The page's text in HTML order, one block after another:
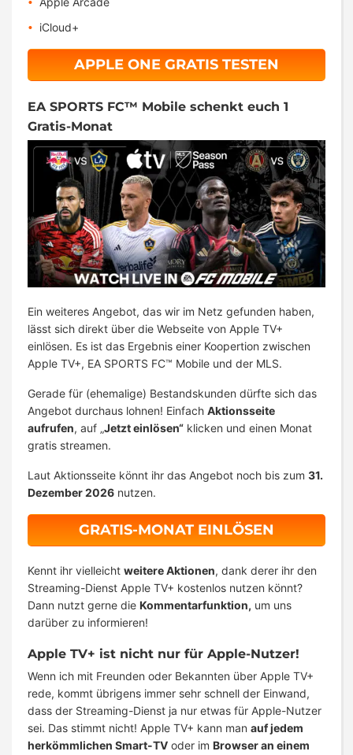
iCloud+
APPLE ONE GRATIS TESTEN
EA SPORTS FC™ Mobile schenkt euch 1
Gratis-Monat
Ein weiteres Angebot, das wir im Netz gefunden haben,
lässt sich direkt über die Webseite von Apple TV+
einlösen. Es ist das Ergebnis einer Koopertion zwischen
Apple TV+, EA SPORTS FC™ Mobile und der MLS.
Gerade für (ehemalige) Bestandskunden dürfte sich das
Angebot durchaus lohnen! Einfach Aktionsseite
aufrufen, auf „Jetzt einlösen“ klicken und einen Monat
gratis streamen.
Laut Aktionsseite könnt ihr das Angebot noch bis zum 31.
Dezember 2026 nutzen.
GRATIS-MONAT EINLÖSEN
Kennt ihr vielleicht weitere Aktionen, dank derer ihr den
Streaming-Dienst Apple TV+ kostenlos nutzen könnt?
Dann nutzt gerne die Kommentarfunktion, um uns
darüber zu informieren!
Apple TV+ ist nicht nur für Apple-Nutzer!
Wenn ich mit Freunden oder Bekannten über Apple TV+
rede, kommt übrigens immer sehr schnell der Einwand,
dass der Streaming-Dienst ja nur etwas für Apple-Nutzer
sei. Das stimmt nicht! Apple TV+ kann man auf jedem
herkömmlichen Smart-TV oder im Browser an einem